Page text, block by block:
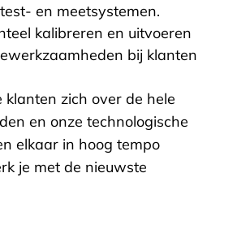
en meetsystemen.
kalibreren en uitvoeren
bij klanten
klanten zich over de hele
en onze technologische
elkaar in hoog tempo
je met de nieuwste